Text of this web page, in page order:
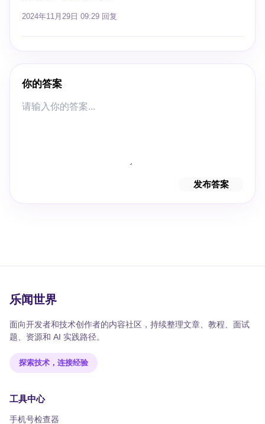
2024年11月29日 09:29 回复
你的答案
发布答案
乐闻世界
面向开发者和技术创作者的内容社区，持续整理文章、教程、面试
题、资源和 AI 实践路径。
探索技术，连接经验
工具中心
手机号检查器